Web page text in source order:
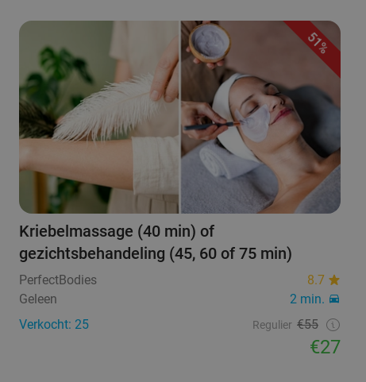
51%
Kriebelmassage (40 min) of
gezichtsbehandeling (45, 60 of 75 min)
PerfectBodies
8.7
Geleen
2 min.
Verkocht: 25
Regulier €55
€27